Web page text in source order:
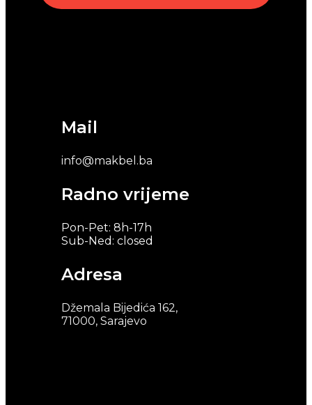
Mail
info@makbel.ba
Radno vrijeme
Pon-Pet: 8h-17h
Sub-Ned: closed
Adresa
Džemala Bijedića 162,
71000, Sarajevo